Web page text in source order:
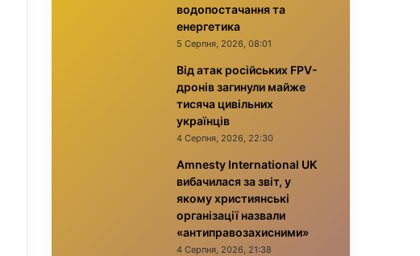
водопостачання та
енергетика
5 Серпня, 2026, 08:01
Від атак російських FPV-
дронів загинули майже
тисяча цивільних
українців
4 Серпня, 2026, 22:30
Amnesty International UK
вибачилася за звіт, у
якому християнські
організації назвали
«антиправозахисними»
4 Серпня, 2026, 21:38